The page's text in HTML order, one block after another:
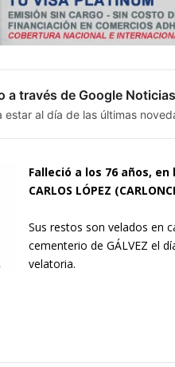
a través de Google Noticias
estar al día de las últimas
Falleció a los 76 años, en
CARLOS LÓPEZ
Sus restos son velados en
cementerio de GÁLVEZ el
velatoria.